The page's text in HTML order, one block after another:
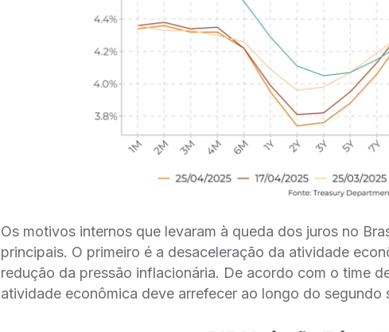
Os motivos internos que levaram à queda dos juros no
principais. O primeiro é a desaceleração da atividade
redução da pressão inflacionária. De acordo com o time
atividade econômica deve arrefecer ao longo do segundo